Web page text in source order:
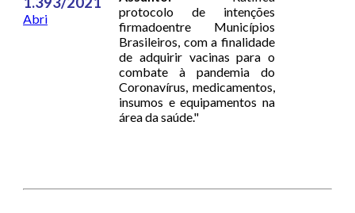
Abri
protocolo de intenções
firmadoentre Municípios
Brasileiros, com a finalidade
de adquirir vacinas para o
combate à pandemia do
Coronavírus, medicamentos,
insumos e equipamentos na
área da saúde."